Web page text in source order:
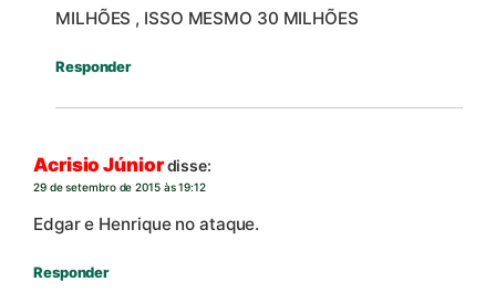
MILHÕES , ISSO MESMO 30 MILHÕES
Responder
Acrisio Júniordisse:
29 de setembro de 2015 às 19:12
Edgar e Henrique no ataque.
Responder